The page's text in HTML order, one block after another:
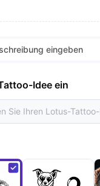
eingeben
Idee ein